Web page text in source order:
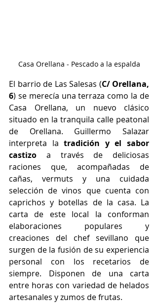
Casa Orellana - Pescado a la espalda
El barrio de Las Salesas (C/ Orellana,
6) se merecía una terraza como la de
Casa Orellana, un nuevo clásico
situado en la tranquila calle peatonal
de Orellana. Guillermo Salazar
interpreta la tradición y el sabor
castizo a través de deliciosas
raciones que, acompañadas de
cañas, vermuts y una cuidada
selección de vinos que cuenta con
caprichos y botellas de la casa. La
carta de este local la conforman
elaboraciones populares y
creaciones del chef sevillano que
surgen de la fusión de su experiencia
personal con los recetarios de
siempre. Disponen de una carta
entre horas con variedad de helados
artesanales y zumos de frutas.